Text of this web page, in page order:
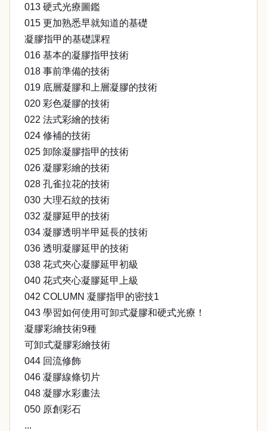
013 硬式光療圖鑑
015 更加熟悉早就知道的基礎
凝膠指甲的基礎課程
016 基本的凝膠指甲技術
018 事前準備的技術
019 底層凝膠和上層凝膠的技術
020 彩色凝膠的技術
022 法式彩繪的技術
024 修補的技術
025 卸除凝膠指甲的技術
026 凝膠彩繪的技術
028 孔雀拉花的技術
030 大理石紋的技術
032 凝膠延甲的技術
034 凝膠透明半甲延長的技術
036 透明凝膠延甲的技術
038 花式夾心凝膠延甲初級
040 花式夾心凝膠延甲上級
042 COLUMN 凝膠指甲的密技1
043 學習如何使用可卸式凝膠和硬式光療！
凝膠彩繪技術9種
可卸式凝膠彩繪技術
044 回流修飾
046 凝膠線條切片
048 凝膠水彩畫法
050 原創彩石
...